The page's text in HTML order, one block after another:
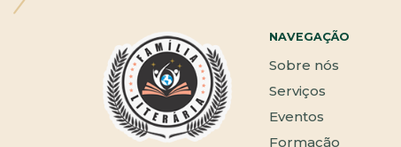
NAVEGAÇÃO
Sobre nós
Serviços
Eventos
Formação